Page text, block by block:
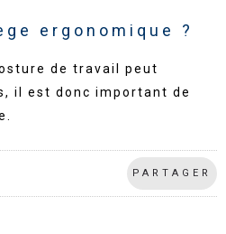
ergonomique ?
de travail peut
il est donc important de
PARTAGER